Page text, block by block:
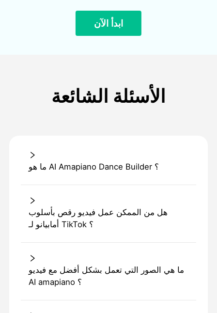
ابدأ الآن
الأسئلة الشائعة
ما هو AI Amapiano Dance Builder ؟
هل من الممكن عمل فيديو رقص بأسلوب
أمابيانو لـ TikTok ؟
ما هي الصور التي تعمل بشكل أفضل مع فيديو
AI amapiano ؟